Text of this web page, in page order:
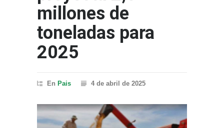
millones de
toneladas para
2025
En Pais 4 de abril de 2025